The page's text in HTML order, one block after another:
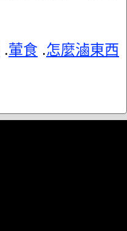
.葷食 .怎麼滷東西